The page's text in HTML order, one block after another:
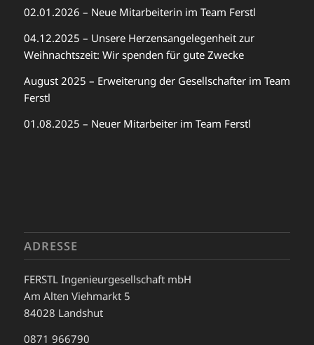
02.01.2026 – Neue Mitarbeiterin im Team Ferstl
04.12.2025 – Unsere Herzensangelegenheit zur
Weihnachtszeit: Wir spenden für gute Zwecke
August 2025 – Erweiterung der Gesellschafter im Team
Ferstl
01.08.2025 – Neuer Mitarbeiter im Team Ferstl
ADRESSE
FERSTL Ingenieurgesellschaft mbH
Am Alten Viehmarkt 5
84028 Landshut
0871 966790